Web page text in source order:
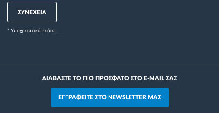
ΣΥΝΕΧΕΙΑ
* Yποχρεωτικά πεδία.
ΔΙΑΒΑΣΤΕ ΤΟ ΠΙΟ ΠΡΟΣΦΑΤΟ ΣΤΟ E-MAIL ΣΑΣ
ΕΓΓΡΑΦΕΙΤΕ ΣΤΟ NEWSLETTER ΜΑΣ